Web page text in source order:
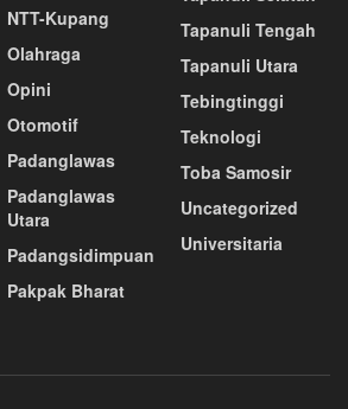
NTT-Kupang
Olahraga
Opini
Otomotif
Padanglawas
Padanglawas
Utara
Padangsidimpuan
Pakpak Bharat
Tapanuli Tengah
Tapanuli Utara
Tebingtinggi
Teknologi
Toba Samosir
Uncategorized
Universitaria